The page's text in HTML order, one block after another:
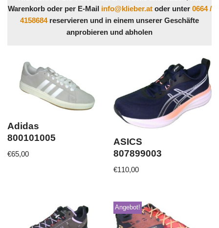
Warenkorb oder per E-Mail info@klieber.atoder unter 0664 /
4158684reservieren und in einem unserer Geschäfte
anprobieren und abholen
Adidas
800101005
€65,00
ASICS
807899003
€110,00
Angebot!